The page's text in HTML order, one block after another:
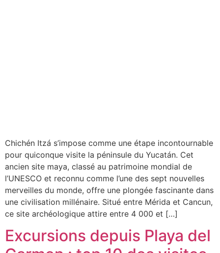
Chichén Itzá s’impose comme une étape incontournable
pour quiconque visite la péninsule du Yucatán. Cet
ancien site maya, classé au patrimoine mondial de
l’UNESCO et reconnu comme l’une des sept nouvelles
merveilles du monde, offre une plongée fascinante dans
une civilisation millénaire. Situé entre Mérida et Cancun,
ce site archéologique attire entre 4 000 et […]
Excursions depuis Playa del